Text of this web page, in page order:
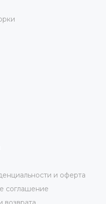
и оферта
соглашение